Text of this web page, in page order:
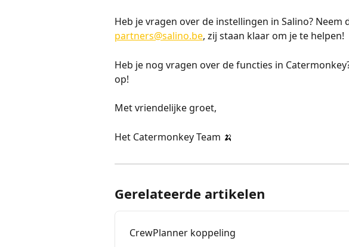
Heb je vragen over de instellingen in Salino? Neem
partners@salino.be, zij staan klaar om je te helpen!
Heb je nog vragen over de functies in
op!
Met vriendelijke groet,
Het Catermonkey Team 🍌
Gerelateerde artikelen
CrewPlanner koppeling